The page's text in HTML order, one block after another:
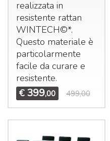
realizzata in
resistente rattan
WINTECH©*.
Questo materiale è
particolarmente
facile da curare e
resistente.
€ 399,00 499,00